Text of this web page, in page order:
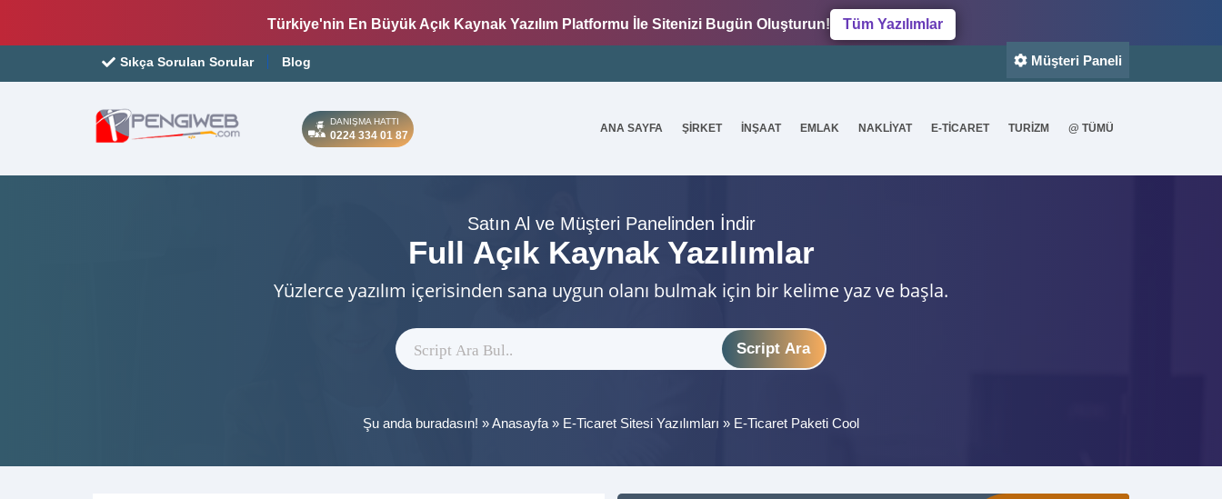
Türkiye'nin En Büyük Açık Kaynak Yazılım Platformu İle Sitenizi Bugün Oluşturun! Tüm Yazılımlar
Sıkça Sorulan Sorular Blog Müşteri Paneli
DANIŞMA HATTI
0224 334 01 87
ANA SAYFA ŞİRKET İNŞAAT EMLAK NAKLİYAT E-TİCARET TURİZM @ TÜMÜ
Satın Al ve Müşteri Panelinden İndir
Full Açık Kaynak Yazılımlar
Yüzlerce yazılım içerisinden sana uygun olanı bulmak için bir kelime yaz ve başla.
Script Ara
Şu anda buradasın! »Anasayfa » E-Ticaret Sitesi Yazılımları » E-Ticaret Paketi Cool